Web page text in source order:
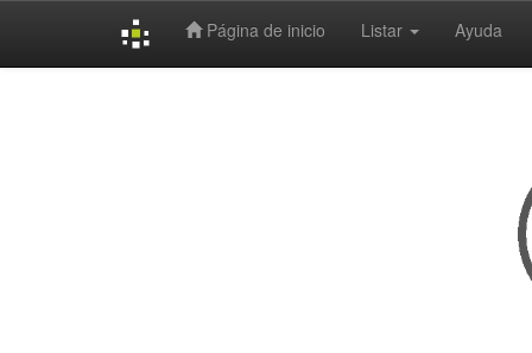
Página de inicio Listar Ayuda